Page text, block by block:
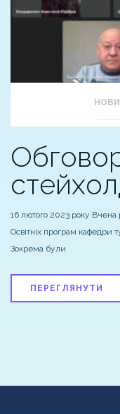
16 лютого 2023 року Вчена
Освітніх програм кафедри
Зокрема були
ПЕРЕГЛЯНУТИ